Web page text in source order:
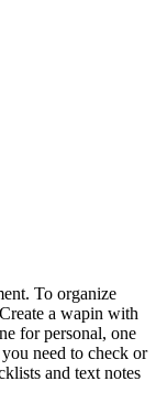
To organize
a wapin with
for personal, one
need to check or
and text notes